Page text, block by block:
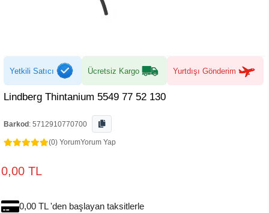
Yetkili Satıcı Ücretsiz Kargo Yurtdışı Gönderim
Lindberg Thintanium 5549 77 52 130
Barkod : 5712910770700
(0) YorumYorum Yap
0,00 TL
0,00 TL 'den başlayan taksitlerle